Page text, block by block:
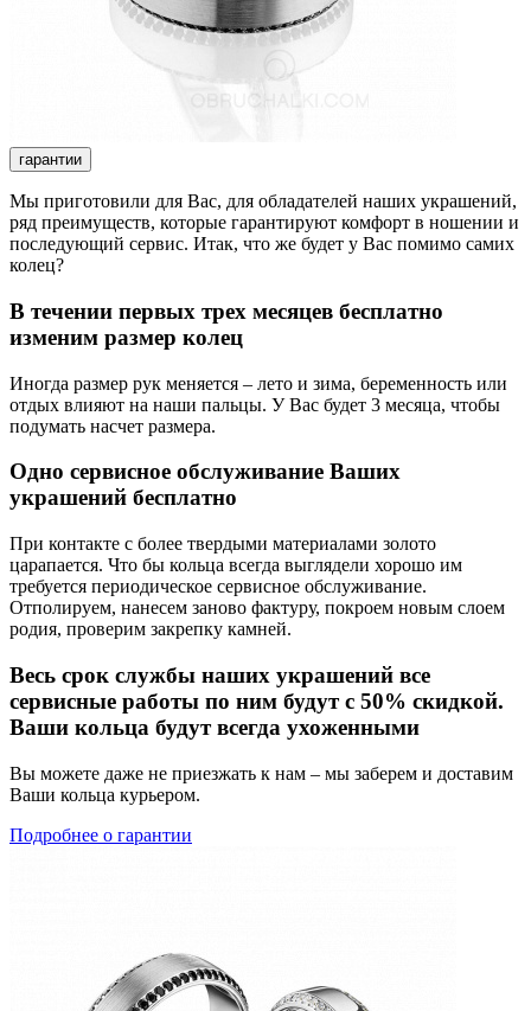
гарантии
Мы приготовили для Вас, для обладателей наших украшений,
ряд преимуществ, которые гарантируют комфорт в ношении и
последующий сервис. Итак, что же будет у Вас помимо самих
колец?
В течении первых трех месяцев бесплатно
изменим размер колец
Иногда размер рук меняется – лето и зима, беременность или
отдых влияют на наши пальцы. У Вас будет 3 месяца, чтобы
подумать насчет размера.
Одно сервисное обслуживание Ваших
украшений бесплатно
При контакте с более твердыми материалами золото
царапается. Что бы кольца всегда выглядели хорошо им
требуется периодическое сервисное обслуживание.
Отполируем, нанесем заново фактуру, покроем новым слоем
родия, проверим закрепку камней.
Весь срок службы наших украшений все
сервисные работы по ним будут с 50% скидкой.
Ваши кольца будут всегда ухоженными
Вы можете даже не приезжать к нам – мы заберем и доставим
Ваши кольца курьером.
Подробнее о гарантии